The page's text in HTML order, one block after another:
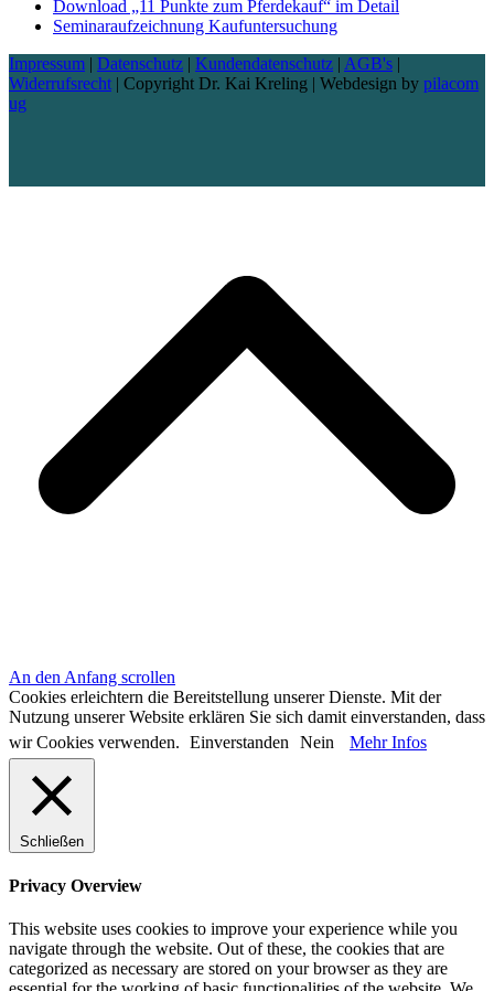
Download „11 Punkte zum Pferdekauf“ im Detail
Seminaraufzeichnung Kaufuntersuchung
Impressum | Datenschutz | Kundendatenschutz | AGB's |
Widerrufsrecht | Copyright Dr. Kai Kreling | Webdesign by pilacom
ug
An den Anfang scrollen
Cookies erleichtern die Bereitstellung unserer Dienste. Mit der
Nutzung unserer Website erklären Sie sich damit einverstanden, dass
wir Cookies verwenden. Einverstanden Nein Mehr Infos
Schließen
Privacy Overview
This website uses cookies to improve your experience while you
navigate through the website. Out of these, the cookies that are
categorized as necessary are stored on your browser as they are